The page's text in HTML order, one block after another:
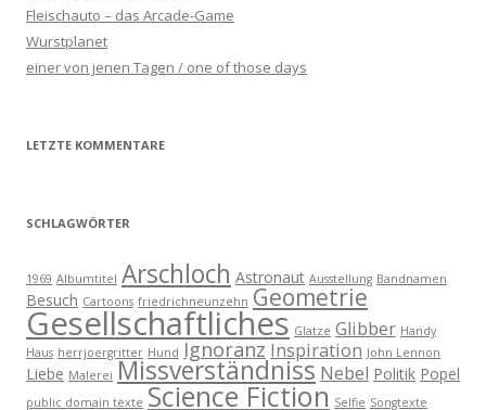
Fleischauto – das Arcade-Game
Wurstplanet
einer von jenen Tagen / one of those days
LETZTE KOMMENTARE
SCHLAGWÖRTER
1969 Albumtitel Arschloch Astronaut Ausstellung Bandnamen
Besuch Cartoons friedrichneunzehn Geometrie
Gesellschaftliches Glatze Glibber Handy
Haus herrjoergritter Hund Ignoranz Inspiration John Lennon
Liebe Malerei Missverständniss Nebel Politik Popel
public domain texte Science Fiction Selfie Songtexte